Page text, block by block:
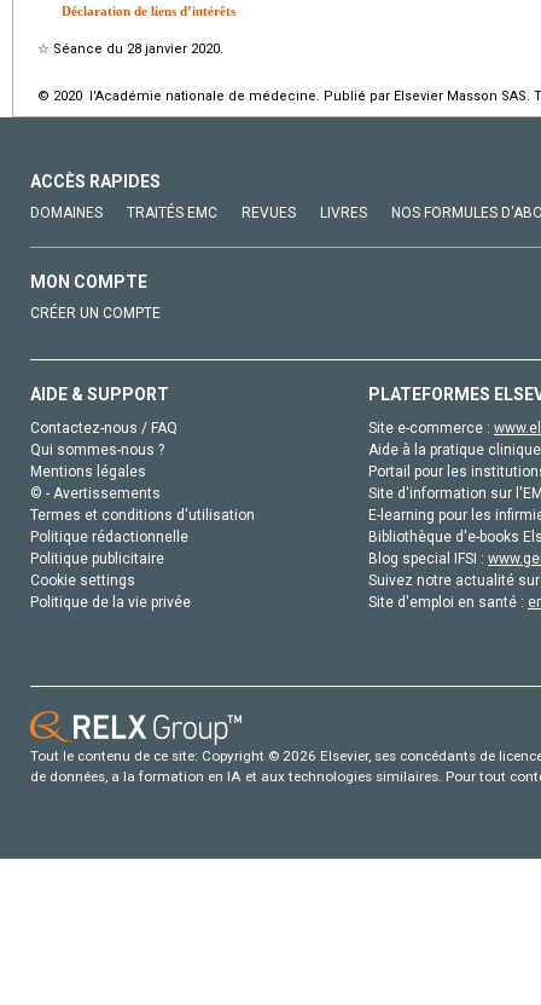
Déclaration de liens d’intérêts
☆ Séance du 28 janvier 2020.
© 2020 l'Académie nationale de médecine. Publié par Elsevier Masson SAS.
ACCÈS RAPIDES
DOMAINES TRAITÉS EMC REVUES LIVRES NOS FORMULES
MON COMPTE
CRÉER UN COMPTE
AIDE & SUPPORT
Contactez-nous / FAQ
Qui sommes-nous ?
Mentions légales
© - Avertissements
Termes et conditions d'utilisation
Politique rédactionnelle
Politique publicitaire
Cookie settings
Politique de la vie privée
PLATEFORMES
Site e-commerce :
Aide à la pratique
Portail pour les
Site d'information sur
E-learning pour les
Bibliothèque d'e-books
Blog special IFSI :
Suivez notre actualité
Site d'emploi en santé :
Tout le contenu de ce site: Copyright © 2026 Elsevier, ses concédants de
de données, a la formation en IA et aux technologies similaires. Pour tout